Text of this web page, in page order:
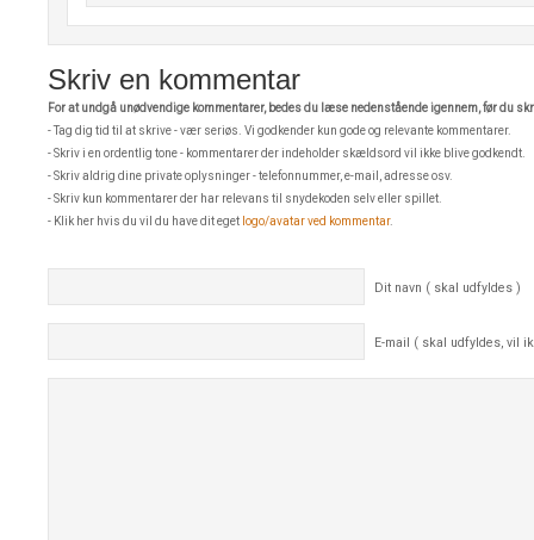
Skriv en kommentar
For at undgå unødvendige kommentarer, bedes du læse nedenstående igennem, før du
- Tag dig tid til at skrive - vær seriøs. Vi godkender kun gode og relevante kommentarer.
- Skriv i en ordentlig tone - kommentarer der indeholder skældsord vil ikke blive godkendt.
- Skriv aldrig dine private oplysninger - telefonnummer, e-mail, adresse osv.
- Skriv kun kommentarer der har relevans til snydekoden selv eller spillet.
- Klik her hvis du vil du have dit eget logo/avatar ved kommentar.
Dit navn ( skal udfyldes )
E-mail ( skal udfyldes, vil